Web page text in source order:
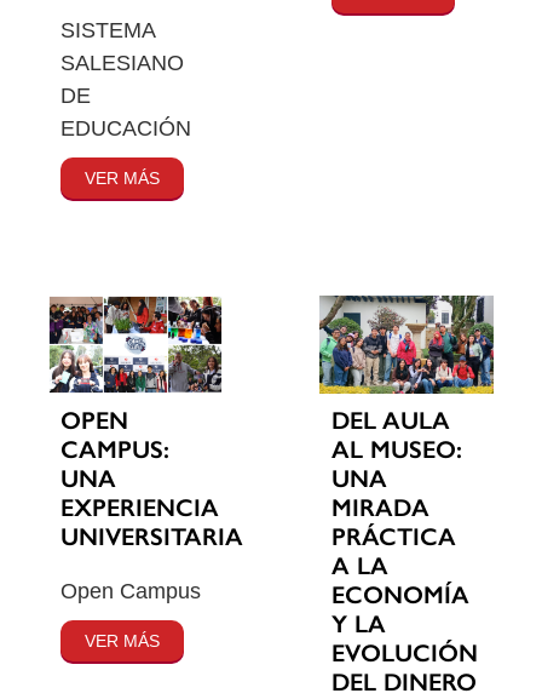
SISTEMA
SALESIANO
DE
EDUCACIÓN
VER MÁS
OPEN
CAMPUS:
UNA
EXPERIENCIA
UNIVERSITARIA
Open Campus
VER MÁS
DEL AULA
AL MUSEO:
UNA
MIRADA
PRÁCTICA
A LA
ECONOMÍA
Y LA
EVOLUCIÓN
DEL DINERO